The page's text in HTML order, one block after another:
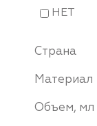
НЕТ
Страна
Материал
Объем, мл